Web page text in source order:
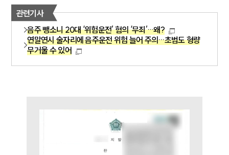
업무사례
주요 업무사례
사례분석/최신동향
법률정보
업무분야
음주교통사고대응부 업무
관련기사
음주 뺑소니 20대 ‘위험운전’ 혐의 ‘무죄’…왜?
연말연시 술자리에 음주운전 위험 늘어 주의…초범도 형량
무거울 수 있어